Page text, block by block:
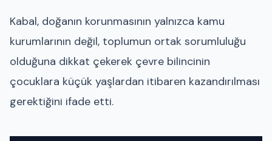
Kabal, doğanın korunmasının yalnızca kamu
kurumlarının değil, toplumun ortak sorumluluğu
olduğuna dikkat çekerek çevre bilincinin
çocuklara küçük yaşlardan itibaren kazandırılması
gerektiğini ifade etti.